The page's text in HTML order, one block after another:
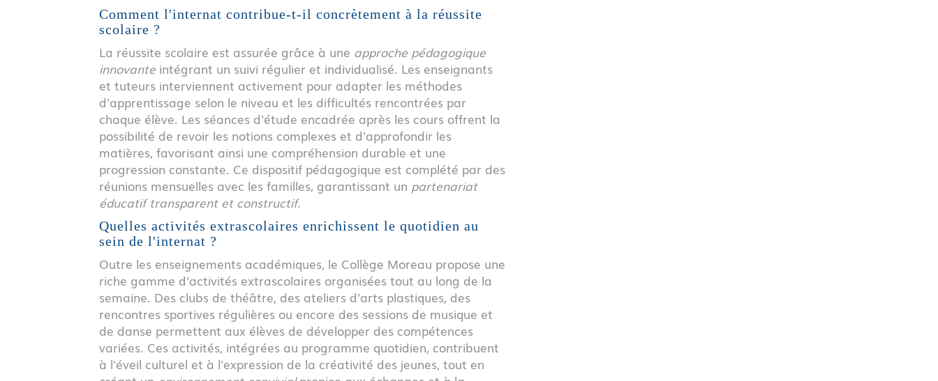
Comment l'internat contribue-t-il concrètement à la réussite
scolaire ?
La réussite scolaire est assurée grâce à une approche pédagogique
innovante intégrant un suivi régulier et individualisé. Les enseignants
et tuteurs interviennent activement pour adapter les méthodes
d'apprentissage selon le niveau et les difficultés rencontrées par
chaque élève. Les séances d'étude encadrée après les cours offrent la
possibilité de revoir les notions complexes et d'approfondir les
matières, favorisant ainsi une compréhension durable et une
progression constante. Ce dispositif pédagogique est complété par des
réunions mensuelles avec les familles, garantissant un partenariat
éducatif transparent et constructif.
Quelles activités extrascolaires enrichissent le quotidien au
sein de l'internat ?
Outre les enseignements académiques, le Collège Moreau propose une
riche gamme d'activités extrascolaires organisées tout au long de la
semaine. Des clubs de théâtre, des ateliers d'arts plastiques, des
rencontres sportives régulières ou encore des sessions de musique et
de danse permettent aux élèves de développer des compétences
variées. Ces activités, intégrées au programme quotidien, contribuent
à l'éveil culturel et à l'expression de la créativité des jeunes, tout en